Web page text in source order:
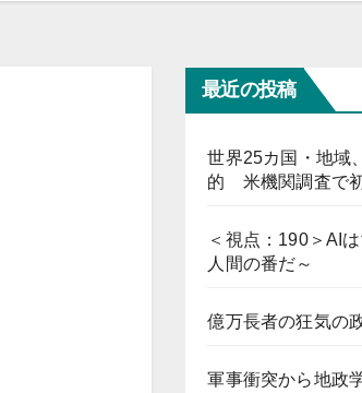
最近の投稿
世界25カ国・地域
的 米機関調査で
＜視点：190＞AI
人間の番だ～
億万長者の狂気の
軍事衝突から地政